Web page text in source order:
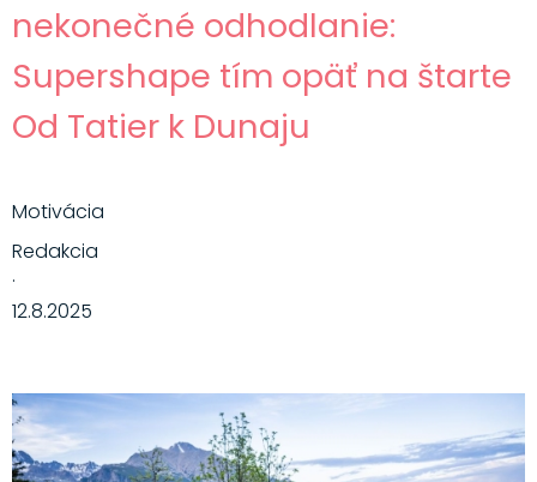
nekonečné odhodlanie:
Supershape tím opäť na štarte
Od Tatier k Dunaju
Motivácia
Redakcia
·
12.8.2025